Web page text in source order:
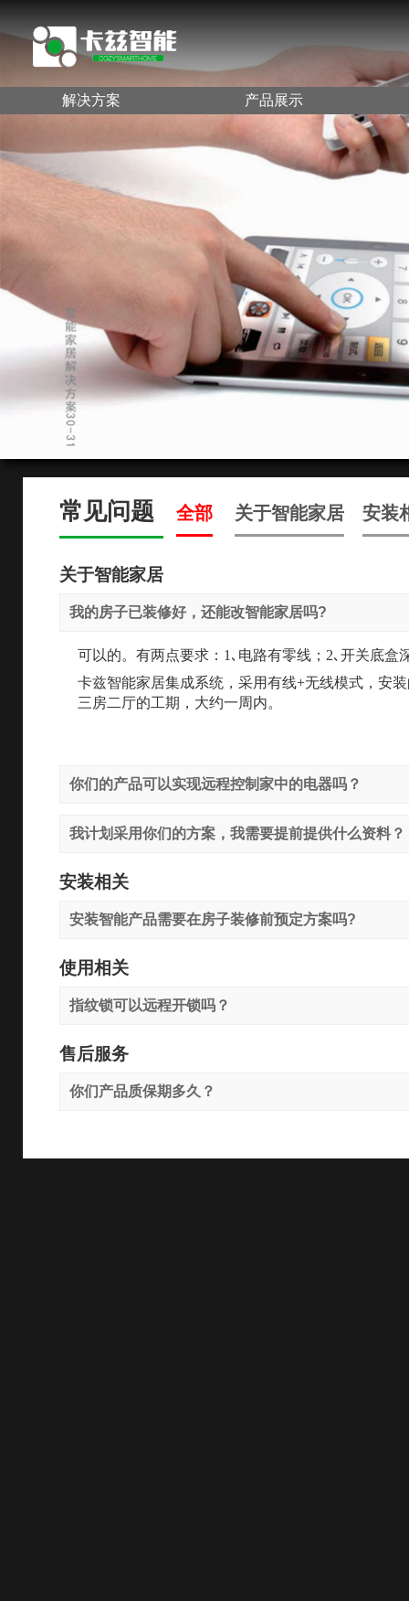
解决方案 产品展示
常见问题 全部 关于智能家居 安装
关于智能家居
我的房子已装修好，还能改智能家居吗?
可以的。有两点要求：1､电路有零线；2､开关底盒
卡兹智能家居集成系统，采用有线+无线模式，安
三房二厅的工期，大约一周内。
你们的产品可以实现远程控制家中的电器吗？
我计划采用你们的方案，我需要提前提供什么资料？
安装相关
安装智能产品需要在房子装修前预定方案吗?
使用相关
指纹锁可以远程开锁吗？
售后服务
你们产品质保期多久？